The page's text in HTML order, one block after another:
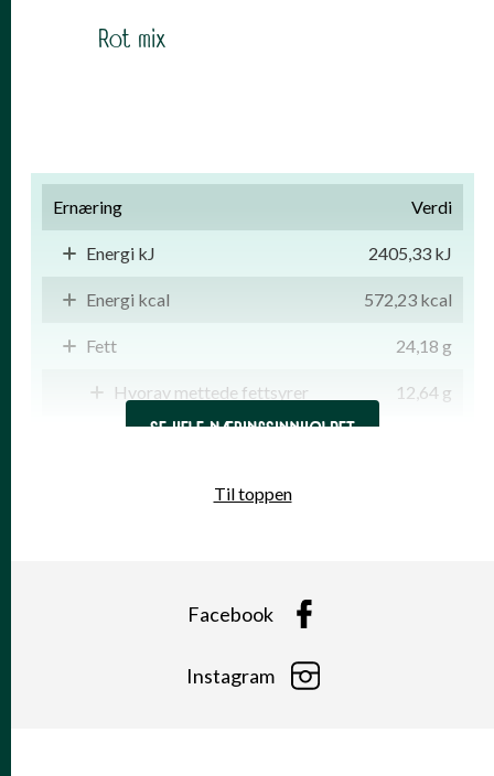
Rot mix
NÆRINGSINNHOLD
Ernæring Verdi
Energi kJ 2405,33 kJ
Energi kcal 572,23 kcal
Fett 24,18 g
Hvorav mettede fettsyrer 12,64 g
Hvorav sukkerarter
129,98 RAE
SE HELE NÆRINGSINNHOLDET
Til toppen
Facebook
Instagram